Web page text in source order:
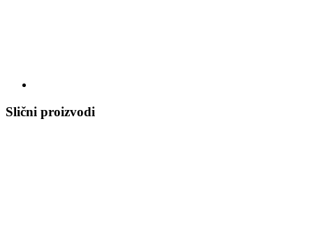
Slični proizvodi